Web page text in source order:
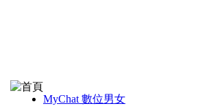
MyChat 數位男女